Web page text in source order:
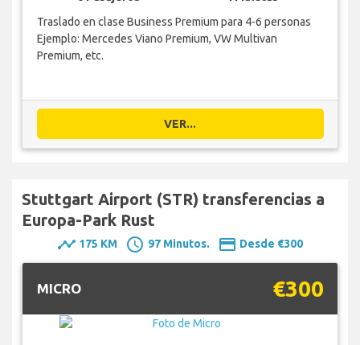
Traslado en clase Business Premium para 4-6 personas
Ejemplo: Mercedes Viano Premium, VW Multivan
Premium, etc.
VER...
Stuttgart Airport (STR) transferencias a
Europa-Park Rust
timeline 175 KM schedule 97 Minutos. payment Desde €300
MICRO €300